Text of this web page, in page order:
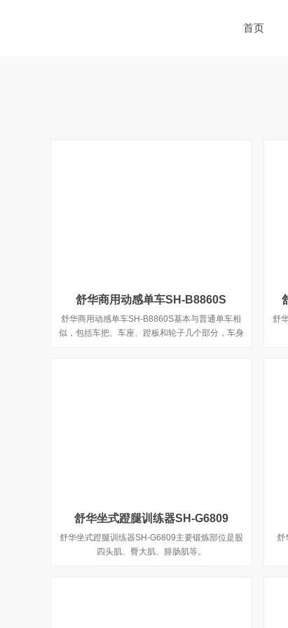
首页
舒华商用动感单车SH-B8860S
舒华商用动感单车SH-B8860S基本与普通单车相
似，包括车把、车座、蹬板和轮子几个部分，车身
舒
舒华坐式蹬腿训练器SH-G6809
舒华坐式蹬腿训练器SH-G6809主要锻炼部位是股
四头肌、臀大肌、腓肠肌等。
舒